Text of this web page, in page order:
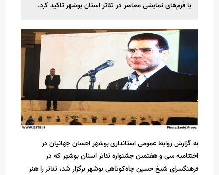
با فرم‌های نمایشی معاصر در تئاتر استان بوشهر تاکید کرد.
به گزارش روابط عمومی استانداری بوشهر احسان جهانیان در
اختتامیه سی و هفتمین جشنواره تئاتر استان بوشهر که در
فرهنگسرای شیخ حسین چاه‌کوتاهی بوشهر برگزار شد، تئاتر را هنر